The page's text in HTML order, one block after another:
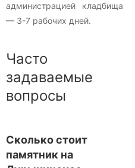
администрацией кладбища
— 3-7 рабочих дней.
Часто
задаваемые
вопросы
Сколько стоит
памятник на